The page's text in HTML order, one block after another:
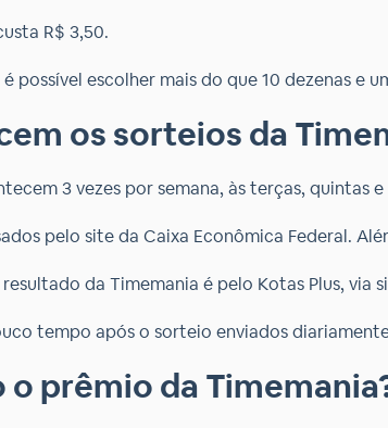
R$ 3,50.
possível escolher mais do que 10 dezenas e
os sorteios da
3 vezes por semana, às terças, quintas
pelo site da Caixa Econômica Federal.
da Timemania é pelo Kotas Plus, via
tempo após o sorteio enviados
prêmio da